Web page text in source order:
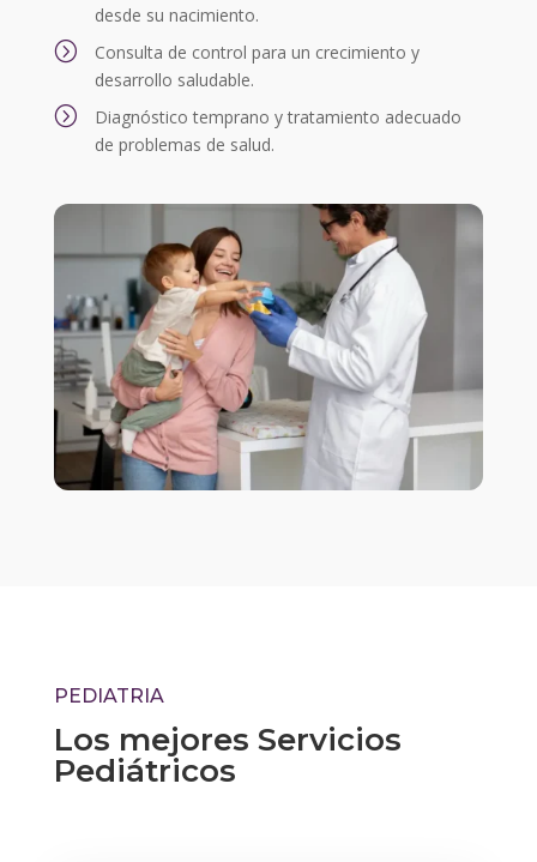
desde su nacimiento.
=
Consulta de control para un crecimiento y
desarrollo saludable.
=
Diagnóstico temprano y tratamiento adecuado
de problemas de salud.
PEDIATRIA
Los mejores Servicios
Pediátricos